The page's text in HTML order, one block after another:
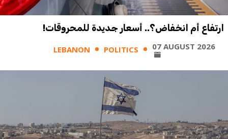
ارتفاع أم انخفاض؟.. أسعار جديدة للمحروقات!
LEBANON POLITICS 07 AUGUST 2026